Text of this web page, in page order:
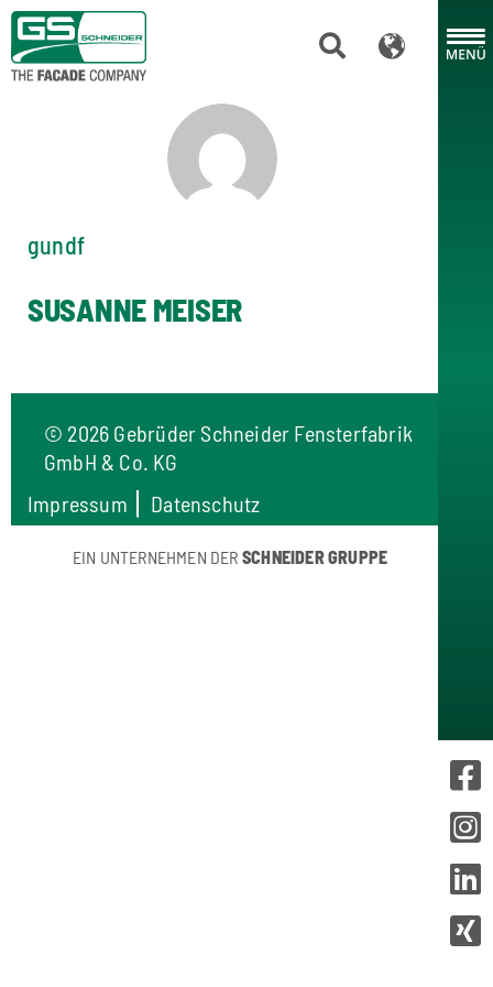
gundf
SUSANNE MEISER
© 2026 Gebrüder Schneider Fensterfabrik
GmbH & Co. KG
Impressum
Datenschutz
EIN UNTERNEHMEN DER SCHNEIDER GRUPPE